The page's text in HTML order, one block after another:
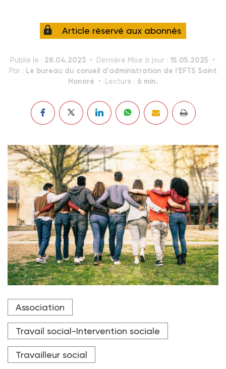
Article réservé aux abonnés
Publié le : 28.04.2023 Dernière Mise à jour : 15.05.2025
Par : Le bureau du conseil d'administration de l'EFTS Saint
Honoré
Lecture : 6 min.
Crédit photo Lomb - stock.adobe.com
Association
Travail social-Intervention sociale
Travailleur social